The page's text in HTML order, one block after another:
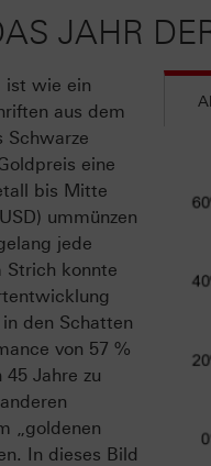
JAHR
ist wie ein
aus dem
Schwarze
eine
bis Mitte
ummünzen
jede
Strich konnte
den Schatten
von 57 %
Jahre zu
„goldenen
In dieses Bild